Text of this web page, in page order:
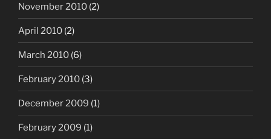
November 2010 (2)
April 2010 (2)
March 2010 (6)
February 2010 (3)
December 2009 (1)
February 2009 (1)